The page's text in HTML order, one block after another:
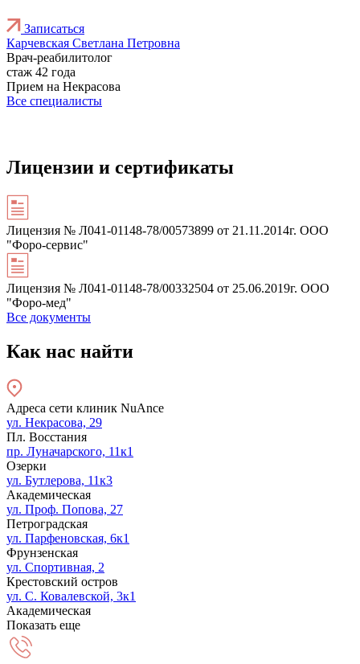
Записаться
Карчевская Светлана Петровна
Врач-реабилитолог
стаж 42 года
Прием на Некрасова
Все специалисты
Лицензии и сертификаты
Лицензия № Л041-01148-78/00573899 от 21.11.2014г. ООО
"Форо-сервис"
Лицензия № Л041-01148-78/00332504 от 25.06.2019г. ООО
"Форо-мед"
Все документы
Как нас найти
Адреса сети клиник NuAnce
ул. Некрасова, 29
Пл. Восстания
пр. Луначарского, 11к1
Озерки
ул. Бутлерова, 11к3
Академическая
ул. Проф. Попова, 27
Петроградская
ул. Парфеновская, 6к1
Фрунзенская
ул. Спортивная, 2
Крестовский остров
ул. С. Ковалевской, 3к1
Академическая
Показать еще